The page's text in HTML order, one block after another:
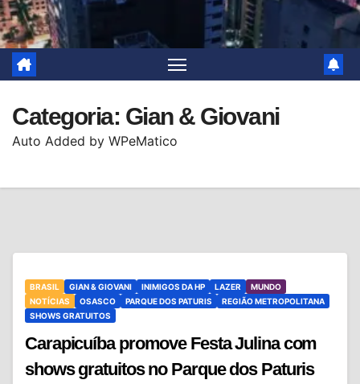
Categoria: Gian & Giovani
Auto Added by WPeMatico
BRASIL GIAN & GIOVANI INIMIGOS DA HP LAZER
MUNDO
NOTÍCIAS
OSASCO PARQUE DOS PATURIS
REGIÃO METROPOLITANA
SHOWS GRATUITOS
Carapicuíba promove Festa Julina com
shows gratuitos no Parque dos Paturis